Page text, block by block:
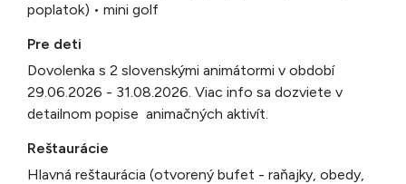
poplatok) • mini golf
Pre deti
Dovolenka s 2 slovenskými animátormi v období
29.06.2026 - 31.08.2026. Viac info sa dozviete v
detailnom popise animačných aktivít.
Reštaurácie
Hlavná reštaurácia (otvorený bufet - raňajky, obedy,